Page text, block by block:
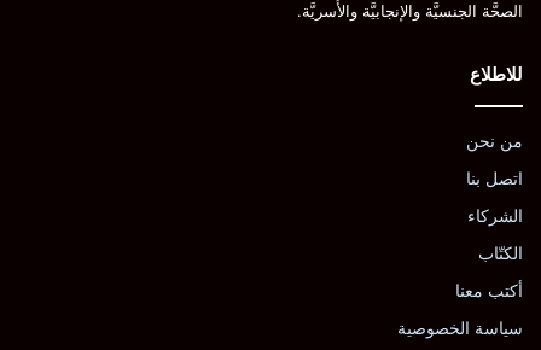
الصحَّة الجنسيَّة والإنجابيَّة والأُسريَّة.
للاطلاع
من نحن
اتصل بنا
الشركاء
الكتّاب
أكتب معنا
سياسة الخصوصية